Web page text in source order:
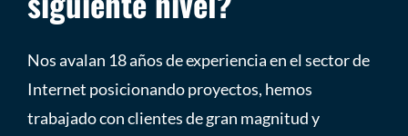
Nos avalan 18 años de experiencia en el sector de
Internet posicionando proyectos, hemos
trabajado con clientes de gran magnitud y